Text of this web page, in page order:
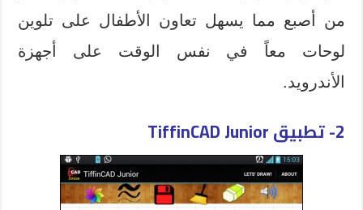
من أصبع مما يسهل تعاون الأطفال على تلوين
لوحات معاً في نفس الوقت على أجهزة
الأندرويد.
2- تطبيق TiffinCAD Junior